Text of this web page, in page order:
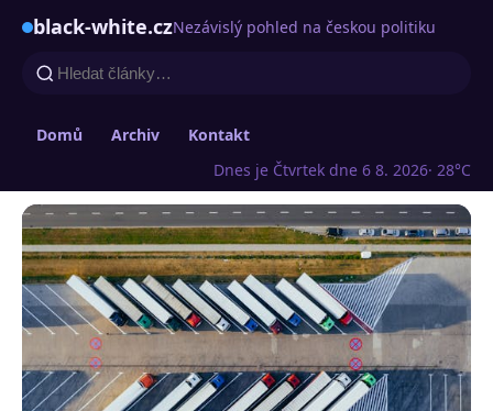
black-white.czNezávislý pohled na českou politiku
Domů Archiv
Kontakt
Dnes je Čtvrtek dne 6 8. 2026· 28°C